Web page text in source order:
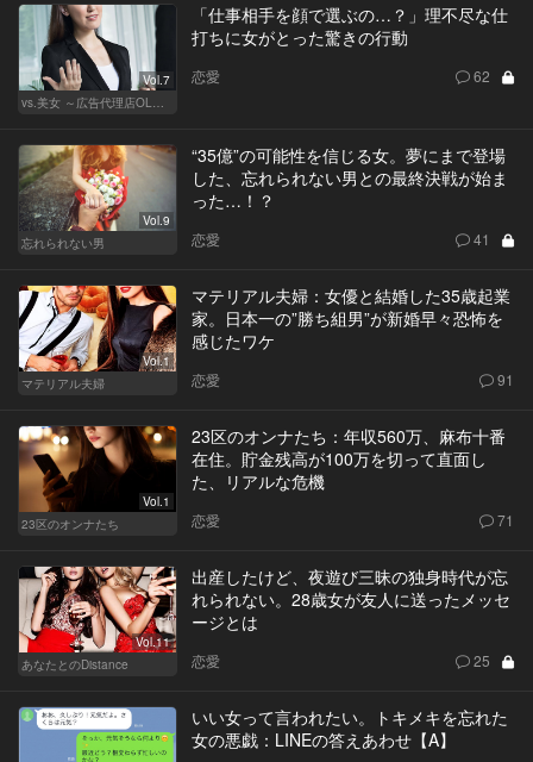
Vol.7
「仕事相手を顔で選ぶの…？」理不尽な仕
打ちに女がとった驚きの行動
恋愛 62
Vol.9
忘れられない男
“35億”の可能性を信じる女。夢にまで登場
した、忘れられない男との最終決戦が始ま
った…！？
恋愛 41
Vol.1
マテリアル夫婦
マテリアル夫婦：女優と結婚した35歳起業
家。日本一の”勝ち組男”が新婚早々恐怖を
感じたワケ
恋愛 91
Vol.1
23区のオンナたち
23区のオンナたち：年収560万、麻布十番
在住。貯金残高が100万を切って直面し
た、リアルな危機
恋愛 71
Vol.11
あなたとのDistance
出産したけど、夜遊び三昧の独身時代が忘
れられない。28歳女が友人に送ったメッセ
ージとは
恋愛 25
いい女って言われたい。トキメキを忘れた
女の悪戯：LINEの答えあわせ【A】